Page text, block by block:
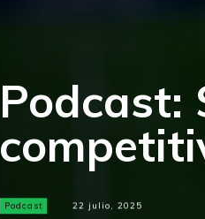
Podcast:
Podcast 22 julio, 2025